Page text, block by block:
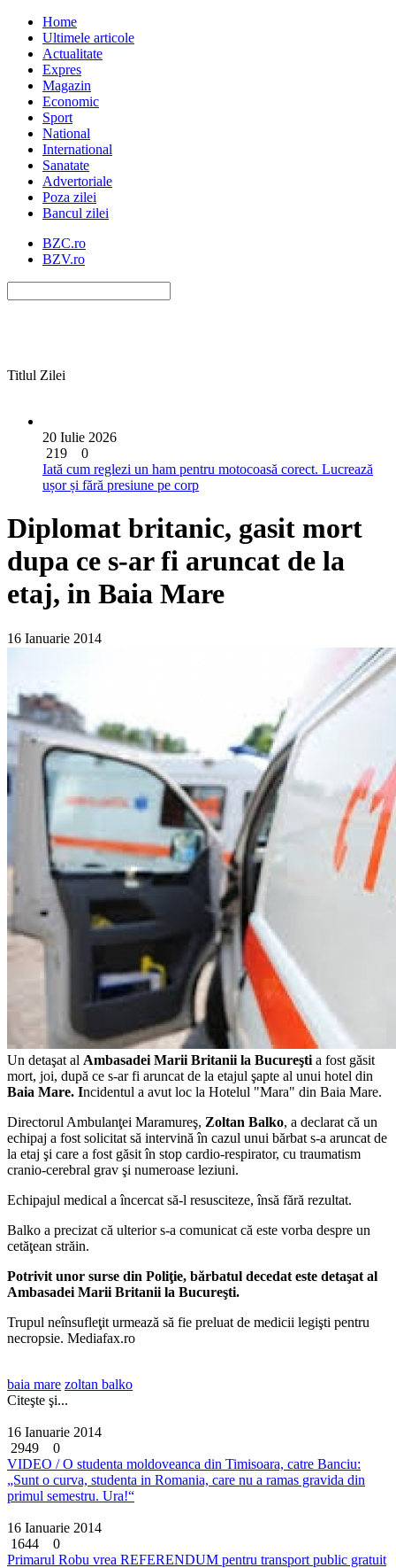
Home
Ultimele articole
Actualitate
Expres
Magazin
Economic
Sport
National
International
Sanatate
Advertoriale
Poza zilei
Bancul zilei
BZC.ro
BZV.ro
Titlul Zilei
20 Iulie 2026
219
0
Iată cum reglezi un ham pentru motocoasă corect. Lucrează
ușor și fără presiune pe corp
Diplomat britanic, gasit mort
dupa ce s-ar fi aruncat de la
etaj, in Baia Mare
16 Ianuarie 2014
Un detaşat al Ambasadei Marii Britanii la Bucureşti a fost găsit
mort, joi, după ce s-ar fi aruncat de la etajul şapte al unui hotel din
Baia Mare. Incidentul a avut loc la Hotelul "Mara" din Baia Mare.
Directorul Ambulanţei Maramureş, Zoltan Balko, a declarat că un
echipaj a fost solicitat să intervină în cazul unui bărbat s-a aruncat de
la etaj şi care a fost găsit în stop cardio-respirator, cu traumatism
cranio-cerebral grav şi numeroase leziuni.
Echipajul medical a încercat să-l resusciteze, însă fără rezultat.
Balko a precizat că ulterior s-a comunicat că este vorba despre un
cetăţean străin.
Potrivit unor surse din Poliţie, bărbatul decedat este detaşat al
Ambasadei Marii Britanii la Bucureşti.
Trupul neînsufleţit urmează să fie preluat de medicii legişti pentru
necropsie. Mediafax.ro
baia mare zoltan balko
Citeşte şi...
16 Ianuarie 2014
2949
0
VIDEO / O studenta moldoveanca din Timisoara, catre Banciu:
„Sunt o curva, studenta in Romania, care nu a ramas gravida din
primul semestru. Ura!“
16 Ianuarie 2014
1644
0
Primarul Robu vrea REFERENDUM pentru transport public gratuit